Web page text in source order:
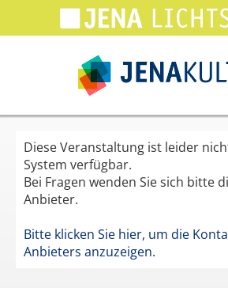
zum
Diese Veranstaltung ist leider
System verfügbar.
Bei Fragen wenden Sie sich bitte
Anbieter.
Bitte klicken Sie hier, um die
Anbieters anzuzeigen.